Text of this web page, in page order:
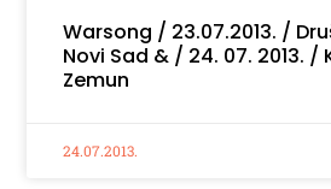
Warsong / 23.07.2013. /
Novi Sad & / 24. 07. 2013. /
Zemun
24.07.2013.